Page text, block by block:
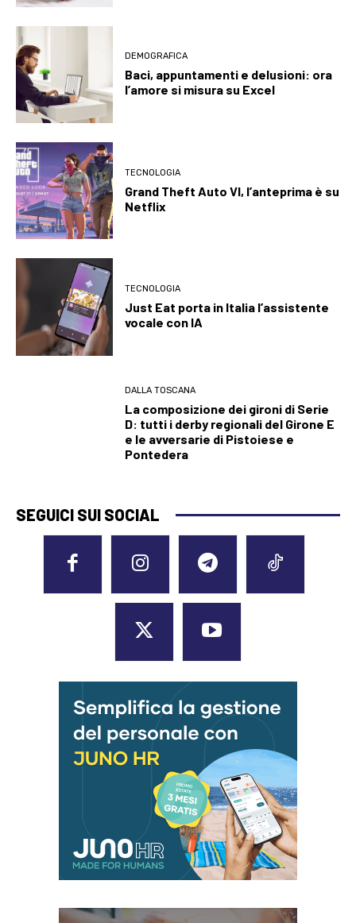
DEMOGRAFICA
Baci, appuntamenti e delusioni: ora
l’amore si misura su Excel
TECNOLOGIA
Grand Theft Auto VI, l’anteprima è su
Netflix
TECNOLOGIA
Just Eat porta in Italia l’assistente
vocale con IA
DALLA TOSCANA
La composizione dei gironi di Serie
D: tutti i derby regionali del Girone E
e le avversarie di Pistoiese e
Pontedera
SEGUICI SUI SOCIAL